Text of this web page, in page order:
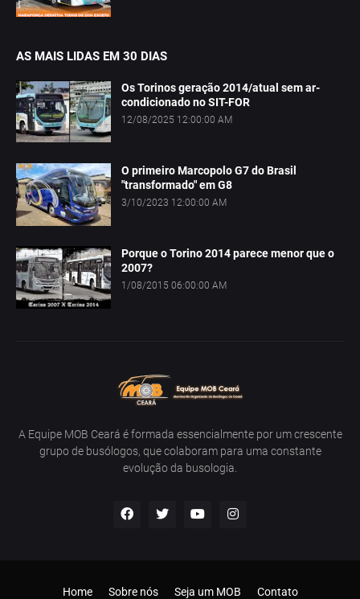
AS MAIS LIDAS EM 30 DIAS
Os Torinos geração 2014/atual sem ar-
condicionado no SIT-FOR
12/08/2025 12:00:00 AM
O primeiro Marcopolo G7 do Brasil
"transformado" em G8
3/10/2023 12:00:00 AM
Porque o Torino 2014 parece menor que o
2007?
1/08/2015 06:00:00 AM
A Equipe MOB Ceará é formada essencialmente por um crescente
grupo de busólogos, que colaboram para uma constante
evolução da busologia.
Home Sobre nós Seja um MOB Contato